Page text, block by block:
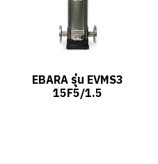
EBARA รุ่น EVMS3
15F5/1.5